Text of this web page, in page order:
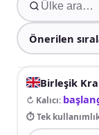
Birleşik
↻ Kalıcı:
⏱ Tek